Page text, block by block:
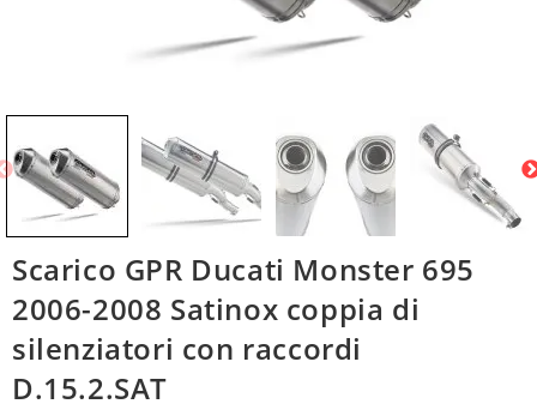
Scarico GPR Ducati Monster 695
2006-2008 Satinox coppia di
silenziatori con raccordi
D.15.2.SAT